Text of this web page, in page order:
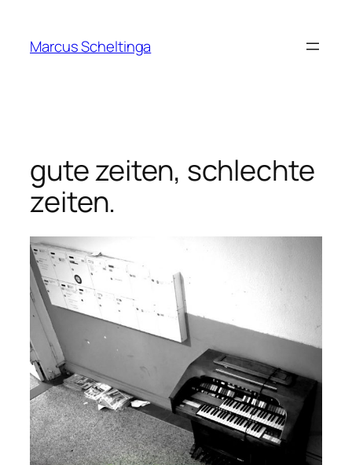
springen
Marcus Scheltinga
gute zeiten, schlechte
zeiten.